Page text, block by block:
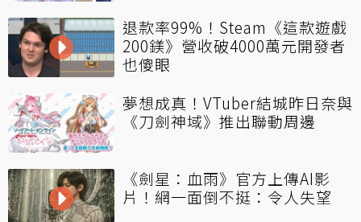
退款率99%！Steam《這款遊戲
200鎂》營收破4000萬元開發者
也傻眼
夢想成真！VTuber結城昨日奈與
《刀劍神域》推出聯動周邊
《劍星：血雨》官方上傳AI影
片！網一面倒不挺：令人失望